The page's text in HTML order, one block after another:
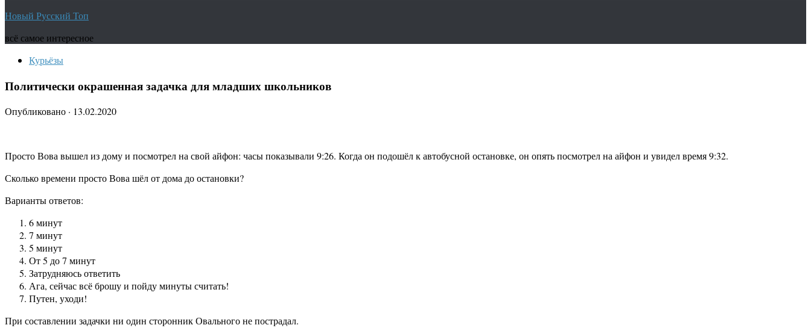
Новый Русский Топ
всё самое интересное
Курьёзы
Политически окрашенная задачка для младших школьников
Опубликовано · 13.02.2020
Просто Вова вышел из дому и посмотрел на свой айфон: часы показывали 9:26. Когда он подошёл к автобусной остановке, он опять посмотрел на айфон и увидел время 9:32.
Сколько времени просто Вова шёл от дома до остановки?
Варианты ответов:
6 минут
7 минут
5 минут
От 5 до 7 минут
Затрудняюсь ответить
Ага, сейчас всё брошу и пойду минуты считать!
Путен, уходи!
При составлении задачки ни один сторонник Овального не пострадал.